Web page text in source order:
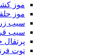
موز
موز
سیب
سیب
توت